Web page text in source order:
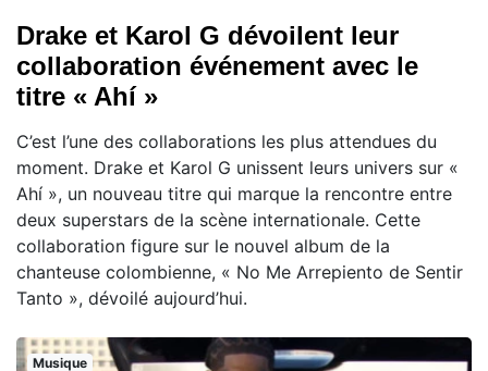
Drake et Karol G dévoilent leur
collaboration événement avec le
titre « Ahí »
C’est l’une des collaborations les plus attendues du
moment. Drake et Karol G unissent leurs univers sur «
Ahí », un nouveau titre qui marque la rencontre entre
deux superstars de la scène internationale. Cette
collaboration figure sur le nouvel album de la
chanteuse colombienne, « No Me Arrepiento de Sentir
Tanto », dévoilé aujourd’hui.
Musique